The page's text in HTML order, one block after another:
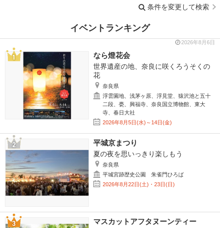
条件を変更して検索
イベントランキング
2026年8月6日
なら燈花会
世界遺産の地、奈良に咲くろうそくの
花
奈良県
浮雲園地、浅茅ヶ原、浮見堂、猿沢池と五十
二段、甍、興福寺、奈良国立博物館、東大
寺、春日大社
2026年8月5日(水)～14日(金)
平城京まつり
夏の夜を思いっきり楽しもう
奈良県
平城宮跡歴史公園 朱雀門ひろば
2026年8月22日(土)・23日(日)
マスカットアフタヌーンティー